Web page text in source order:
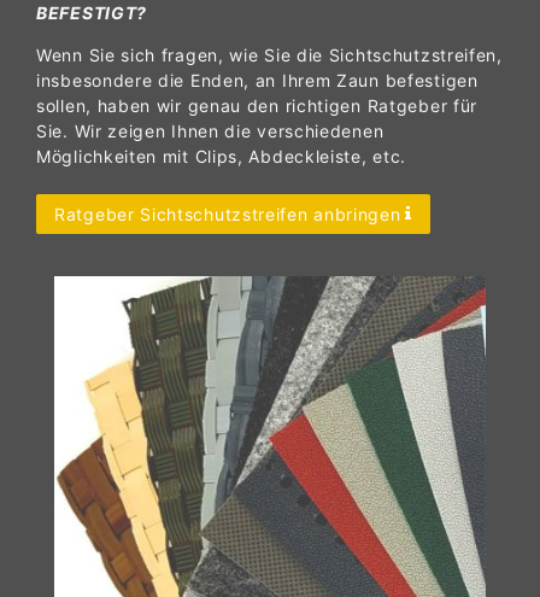
BEFESTIGT?
Wenn Sie sich fragen, wie Sie die Sichtschutzstreifen,
insbesondere die Enden, an Ihrem Zaun befestigen
sollen, haben wir genau den richtigen Ratgeber für
Sie. Wir zeigen Ihnen die verschiedenen
Möglichkeiten mit Clips, Abdeckleiste, etc.
Ratgeber Sichtschutzstreifen anbringen